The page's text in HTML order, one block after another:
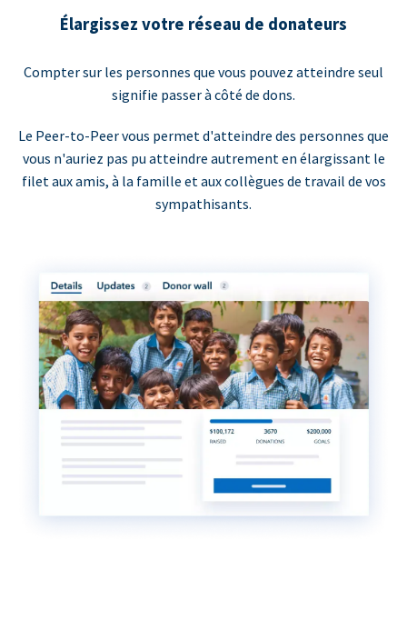
Élargissez votre réseau de donateurs
Compter sur les personnes que vous pouvez atteindre seul
signifie passer à côté de dons.
Le Peer-to-Peer vous permet d'atteindre des personnes que
vous n'auriez pas pu atteindre autrement en élargissant le
filet aux amis, à la famille et aux collègues de travail de vos
sympathisants.